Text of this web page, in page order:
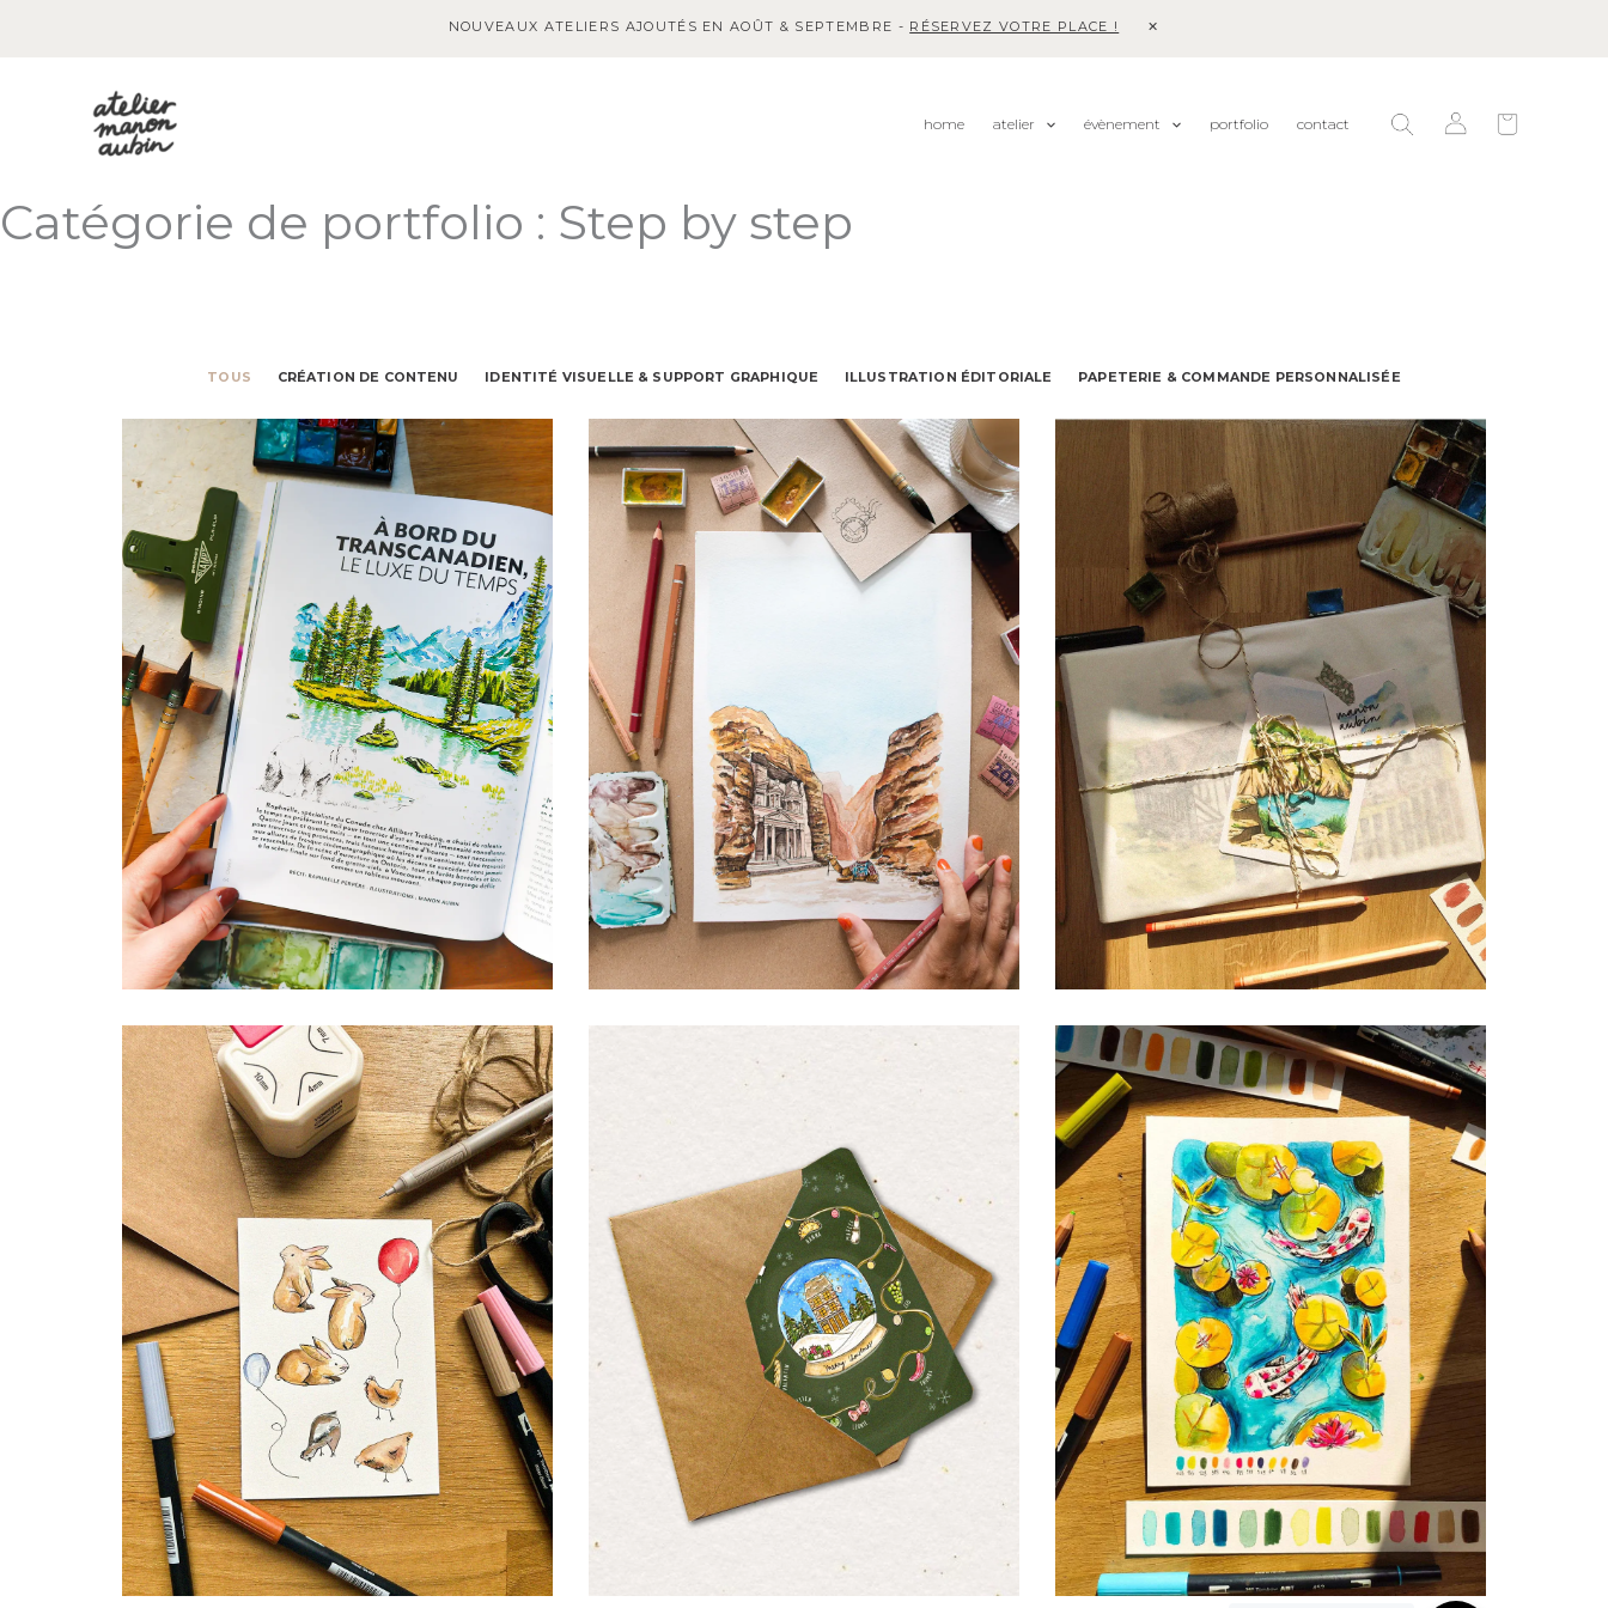
NOUVEAUX ATELIERS AJOUTÉS EN AOÛT & SEPTEMBRE - RÉSERVEZ VOTRE PLACE !
home atelier évènement portfolio contact Rechercher
Catégorie de portfolio : Step by step
TOUS CRÉATION DE CONTENU IDENTITÉ VISUELLE & SUPPORT GRAPHIQUE ILLUSTRATION ÉDITORIALE PAPETERIE & COMMANDE PERSONNALISÉE